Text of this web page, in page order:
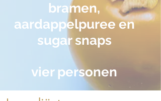
bramen,
aardappelpuree en
sugar snaps
vier personen